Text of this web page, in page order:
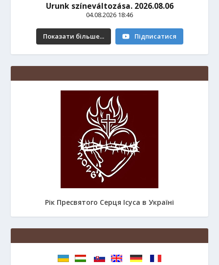
Urunk színeváltozása. 2026.08.06
04.08.2026 18:46
Показати більше... Підписатися
Рік Пресвятого Серця Ісуса в Україні